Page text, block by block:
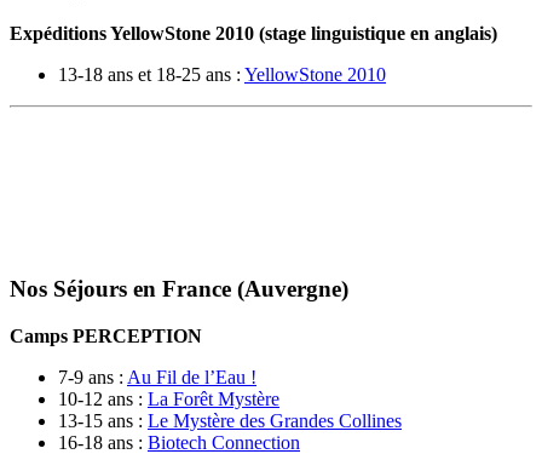
Expéditions YellowStone 2010 (stage linguistique en anglais)
13-18 ans et 18-25 ans : YellowStone 2010
Nos Séjours en France (Auvergne)
Camps PERCEPTION
7-9 ans : Au Fil de l’Eau !
10-12 ans : La Forêt Mystère
13-15 ans : Le Mystère des Grandes Collines
16-18 ans : Biotech Connection